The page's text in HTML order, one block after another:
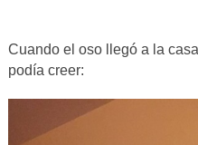
Cuando el oso llegó a la
podía creer: